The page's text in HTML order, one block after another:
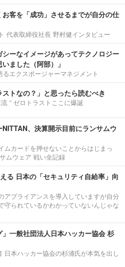
お客を「成功」させるまでが自分の仕
代表取締役社長 野村健インタビュー
シーなイメージがあってテクノロジー
ました（阿部）」
エクスポージャーマネジメント
ストなの？」と思ったら読むべき
” ゼロトラストここに爆誕
、決算開示目前にランサムウ
ムカードを押せないことからはじまっ
ムウェア 戦い全記録
る 日本の「セキュリティ自給率」向
アプライアンスを導入していますが自分
守られているかわかっていないんじゃな
」一般社団法人日本ハッカー協会 杉
日本ハッカー協会の杉浦氏が本気を出し